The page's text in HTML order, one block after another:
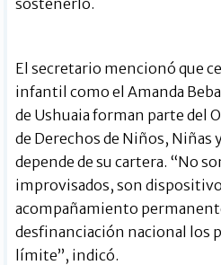
El secretario mencionó que
infantil como el Amanda
de Ushuaia forman parte del
de Derechos de Niños, Niñas
depende de su cartera. “No
improvisados, son
acompañamiento
desfinanciación nacional los
límite”, indicó.